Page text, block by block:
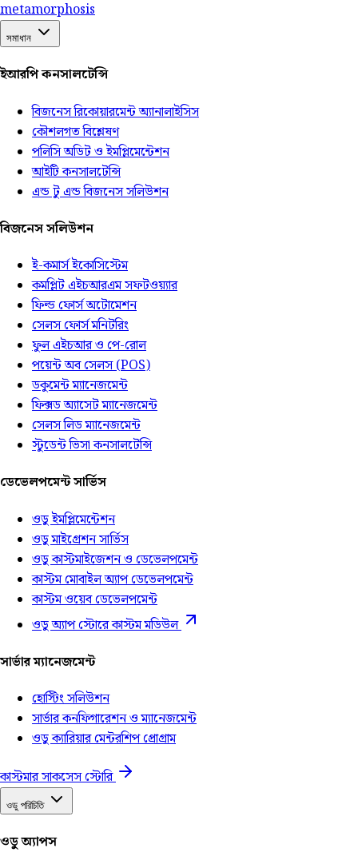
metamorphosis
সমাধান
ইআরপি কনসালটেন্সি
বিজনেস রিকোয়ারমেন্ট অ্যানালাইসিস
কৌশলগত বিশ্লেষণ
পলিসি অডিট ও ইমপ্লিমেন্টেশন
আইটি কনসালটেন্সি
এন্ড টু এন্ড বিজনেস সলিউশন
বিজনেস সলিউশন
ই-কমার্স ইকোসিস্টেম
কমপ্লিট এইচআরএম সফটওয়্যার
ফিল্ড ফোর্স অটোমেশন
সেলস ফোর্স মনিটরিং
ফুল এইচআর ও পে-রোল
পয়েন্ট অব সেলস (POS)
ডকুমেন্ট ম্যানেজমেন্ট
ফিক্সড অ্যাসেট ম্যানেজমেন্ট
সেলস লিড ম্যানেজমেন্ট
স্টুডেন্ট ভিসা কনসালটেন্সি
ডেভেলপমেন্ট সার্ভিস
ওডু ইমপ্লিমেন্টেশন
ওডু মাইগ্রেশন সার্ভিস
ওডু কাস্টমাইজেশন ও ডেভেলপমেন্ট
কাস্টম মোবাইল অ্যাপ ডেভেলপমেন্ট
কাস্টম ওয়েব ডেভেলপমেন্ট
ওডু অ্যাপ স্টোরে কাস্টম মডিউল
সার্ভার ম্যানেজমেন্ট
হোস্টিং সলিউশন
সার্ভার কনফিগারেশন ও ম্যানেজমেন্ট
ওডু ক্যারিয়ার মেন্টরশিপ প্রোগ্রাম
কাস্টমার সাকসেস স্টোরি
ওডু পরিচিতি
ওডু অ্যাপস